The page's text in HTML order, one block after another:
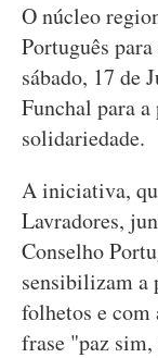
O núcleo
Português
sábado, 17 de
Funchal para a
solidariedade.
A iniciativa,
Lavradores,
Conselho
sensibilizam a
folhetos e com
frase "paz